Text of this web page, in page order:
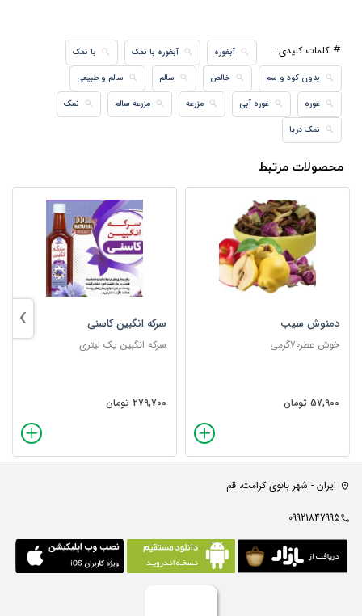
کلمات کلیدی: آبغوره آبغوره با نمک با نمک
بدون کود و سم خالص سالم سالم و طبیعی
غوره غوره آبی مزرعه مزرعه سالم نمک
نمک دریا
محصولات مرتبط
دمنوش سیب
خوش عطر70گرمی
57,900 تومان
سرکه انگبین کاسنی
سرکه انگبین یک لیتری
279,700 تومان
›
ایران - شهر بانوی کرامت، قم
09921847995